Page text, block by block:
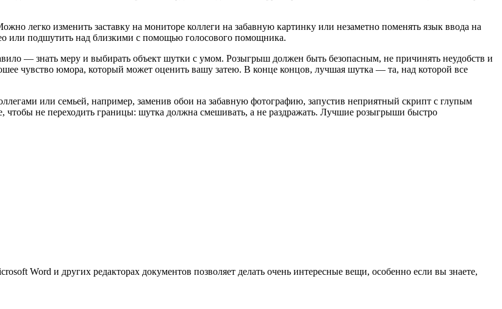
легко изменить заставку на мониторе коллеги на забавную картинку или незаметно поменять язык ввода на
или подшутить над близкими с помощью голосового помощника.
— знать меру и выбирать объект шутки с умом. Розыгрыш должен быть безопасным, не причинять неудобств и
чувство юмора, который может оценить вашу затею. В конце концов, лучшая шутка — та, над которой все
или семьей, например, заменив обои на забавную фотографию, запустив неприятный скрипт с глупым
не переходить границы: шутка должна смешивать, а не раздражать. Лучшие розыгрыши быстро
Word и других редакторах документов позволяет делать очень интересные вещи, особенно если вы знаете,